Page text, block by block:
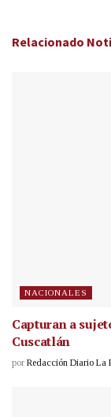
Relacionado
NACIONALES
Capturan a
Cuscatlán
por Redacción Diario La